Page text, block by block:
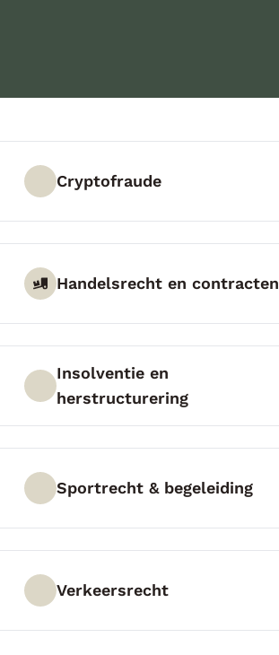
Cryptofraude
Handelsrecht en contracten
Insolventie en
herstructurering
Sportrecht & begeleiding
Verkeersrecht